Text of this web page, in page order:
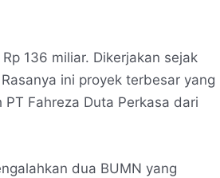
136 miliar. Dikerjakan sejak
ini proyek terbesar yang
Fahreza Duta Perkasa dari
dua BUMN yang